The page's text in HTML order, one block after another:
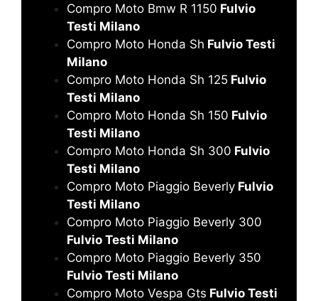
Compro Moto Bmw R 1150 Fulvio
Testi Milano
Compro Moto Honda Sh Fulvio Testi
Milano
Compro Moto Honda Sh 125 Fulvio
Testi Milano
Compro Moto Honda Sh 150 Fulvio
Testi Milano
Compro Moto Honda Sh 300 Fulvio
Testi Milano
Compro Moto Piaggio Beverly Fulvio
Testi Milano
Compro Moto Piaggio Beverly 300
Fulvio Testi Milano
Compro Moto Piaggio Beverly 350
Fulvio Testi Milano
Compro Moto Vespa Gts Fulvio Testi